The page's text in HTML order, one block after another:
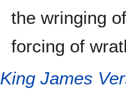
the wringing
forcing of
King James